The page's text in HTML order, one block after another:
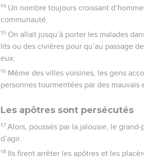
14 Un nombre toujours croissant
communauté.
15 On allait jusqu’à porter les malades
lits ou des civières pour qu’au passage
eux.
16 Même des villes voisines, les gens
personnes tourmentées par des mauvais
Les apôtres sont persécutés
17 Alors, poussés par la jalousie, le
d’agir.
18 Ils firent arrêter les apôtres et les